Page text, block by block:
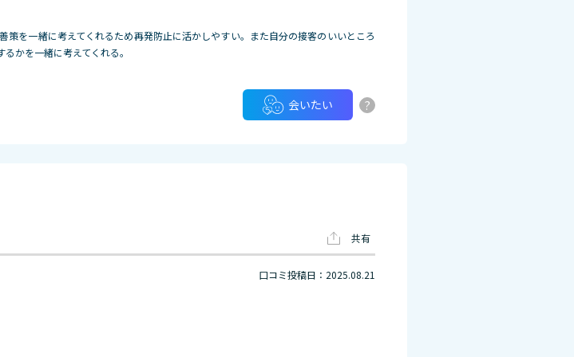
を一緒に考えてくれるため再発防止に活かしやすい。また自分の接客のいいところ
かを一緒に考えてくれる。
会いたい ?
共有
口コミ投稿日：2025.08.21